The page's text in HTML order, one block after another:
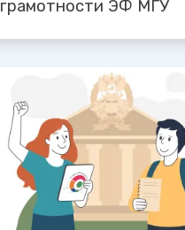
грамотности ЭФ МГУ